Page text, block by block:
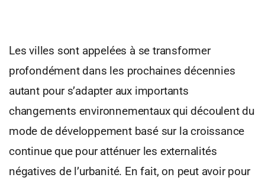
Les villes sont appelées à se transformer
profondément dans les prochaines décennies
autant pour s’adapter aux importants
changements environnementaux qui découlent du
mode de développement basé sur la croissance
continue que pour atténuer les externalités
négatives de l’urbanité. En fait, on peut avoir pour